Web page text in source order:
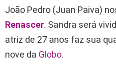
João Pedro (Juan Paiva)
Renascer. Sandra será
atriz de 27 anos faz sua
nove da Globo.